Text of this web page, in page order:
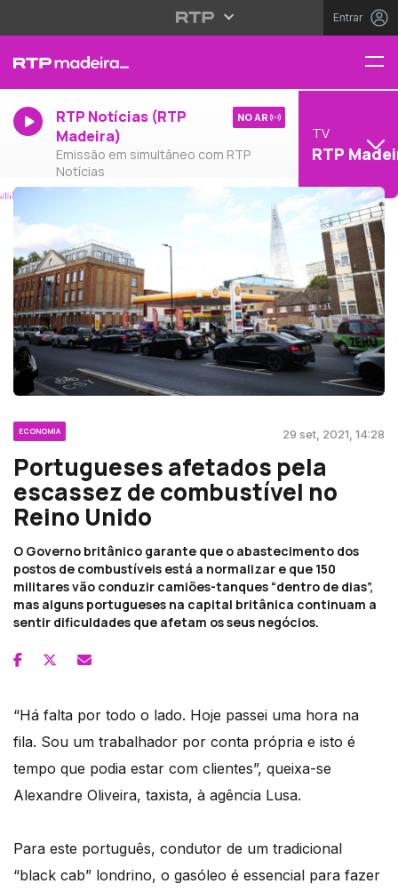
Entrar
RTP Notícias (RTP
Madeira)
Emissão em simultâneo com RTP
Notícias
NO AR
TV
RTP
ECONOMIA 29 set, 2021, 14:28
Portugueses afetados pela
escassez de combustível no
Reino Unido
O Governo britânico garante que o abastecimento dos
postos de combustíveis está a normalizar e que 150
militares vão conduzir camiões-tanques “dentro de dias”,
mas alguns portugueses na capital britânica continuam a
sentir dificuldades que afetam os seus negócios.
“Há falta por todo o lado. Hoje passei uma hora na
fila. Sou um trabalhador por conta própria e isto é
tempo que podia estar com clientes”, queixa-se
Alexandre Oliveira, taxista, à agência Lusa.
Para este português, condutor de um tradicional
“black cab” londrino, o gasóleo é essencial para fazer